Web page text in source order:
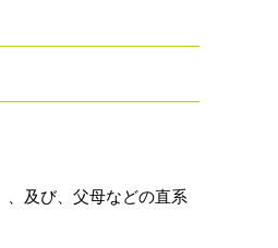
及び、父母などの直系